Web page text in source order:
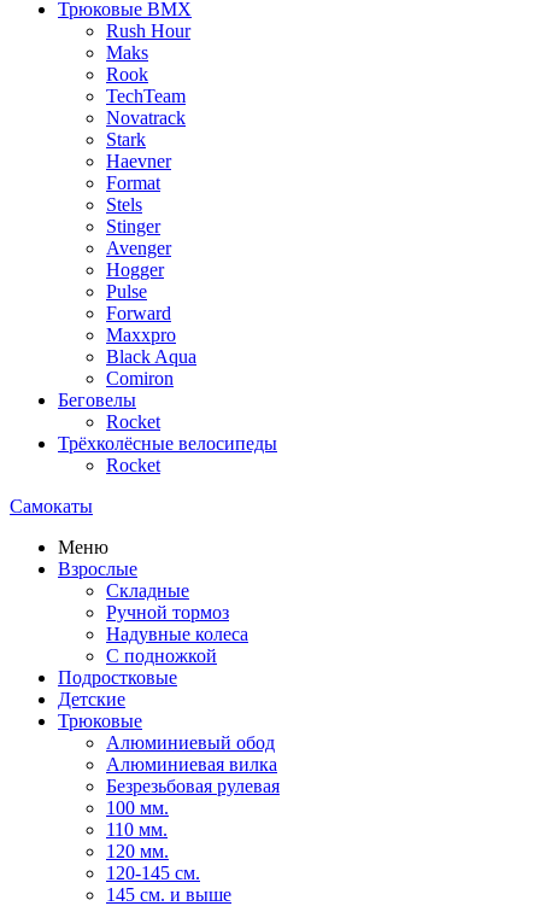
Трюковые BMX
Rush Hour
Maks
Rook
TechTeam
Novatrack
Stark
Haevner
Format
Stels
Stinger
Avenger
Hogger
Pulse
Forward
Maxxpro
Black Aqua
Comiron
Беговелы
Rocket
Трёхколёсные велосипеды
Rocket
Самокаты
Меню
Взрослые
Складные
Ручной тормоз
Надувные колеса
С подножкой
Подростковые
Детские
Трюковые
Алюминиевый обод
Алюминиевая вилка
Безрезьбовая рулевая
100 мм.
110 мм.
120 мм.
120-145 см.
145 см. и выше